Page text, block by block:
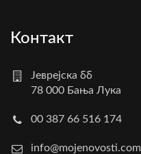
Контакт
Јеврејска бб
78 000 Бања Лука
00 387 66 516 174
info@mojenovosti.com